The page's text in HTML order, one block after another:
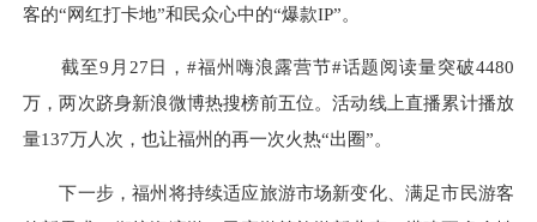
客的“网红打卡地”和民众心中的“爆款IP”。
截至9月27日，#福州嗨浪露营节#话题阅读量突破4480
万，两次跻身新浪微博热搜榜前五位。活动线上直播累计播放
量137万人次，也让福州的再一次火热“出圈”。
下一步，福州将持续适应旅游市场新变化、满足市民游客